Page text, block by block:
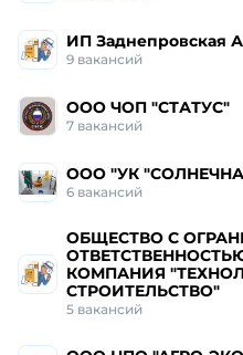
ИП Заднепровская
9 вакансий
ООО ЧОП "СТАТУС"
7 вакансий
ООО "УК
6 вакансий
ОБЩЕСТВО С
КОМПАНИЯ
СТРОИТЕЛЬСТВО"
5 вакансий